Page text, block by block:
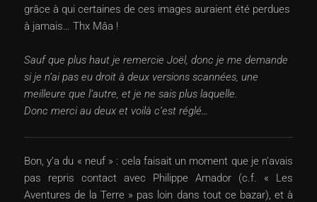
grâce à qui certaines de ces images auraient été perdues
à jamais… Thx Mâa !
Sauf que plus haut je remercie Joël, donc je me demande
si je n’ai pas eu droit à deux versions scannées, une
meilleure que l’autre, et je ne sais plus laquelle.
Donc merci au deux et voilà c’est réglé…
Bon, y’a du « neuf » : cela faisait un moment que je n’avais
pas repris contact avec Philippe Amador (c.f. « Les
Aventures de la Terre » pas loin dans tout ce bazar), et à